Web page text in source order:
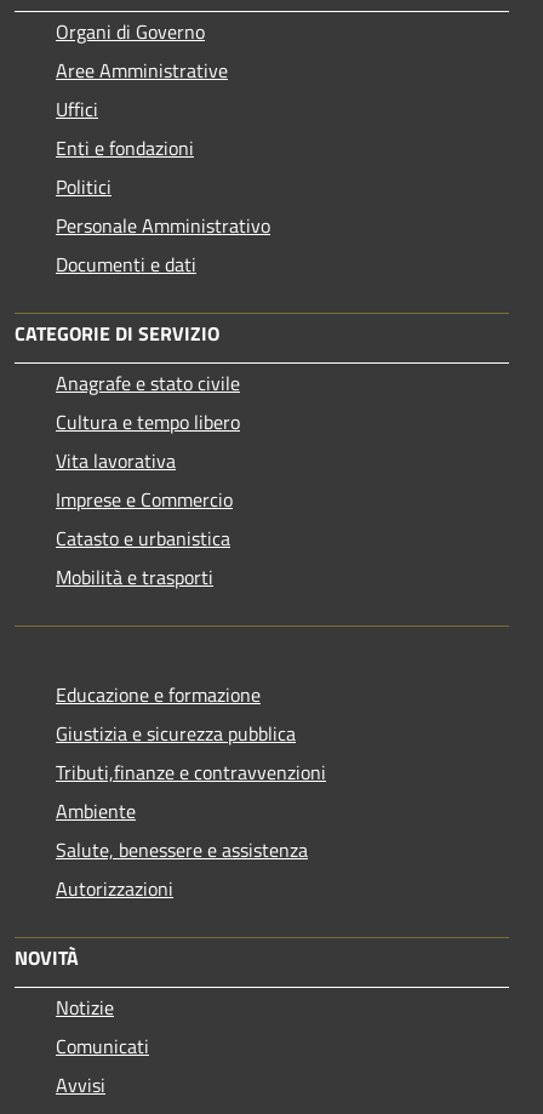
Organi di Governo
Aree Amministrative
Uffici
Enti e fondazioni
Politici
Personale Amministrativo
Documenti e dati
CATEGORIE DI SERVIZIO
Anagrafe e stato civile
Cultura e tempo libero
Vita lavorativa
Imprese e Commercio
Catasto e urbanistica
Mobilità e trasporti
Educazione e formazione
Giustizia e sicurezza pubblica
Tributi,finanze e contravvenzioni
Ambiente
Salute, benessere e assistenza
Autorizzazioni
NOVITÀ
Notizie
Comunicati
Avvisi